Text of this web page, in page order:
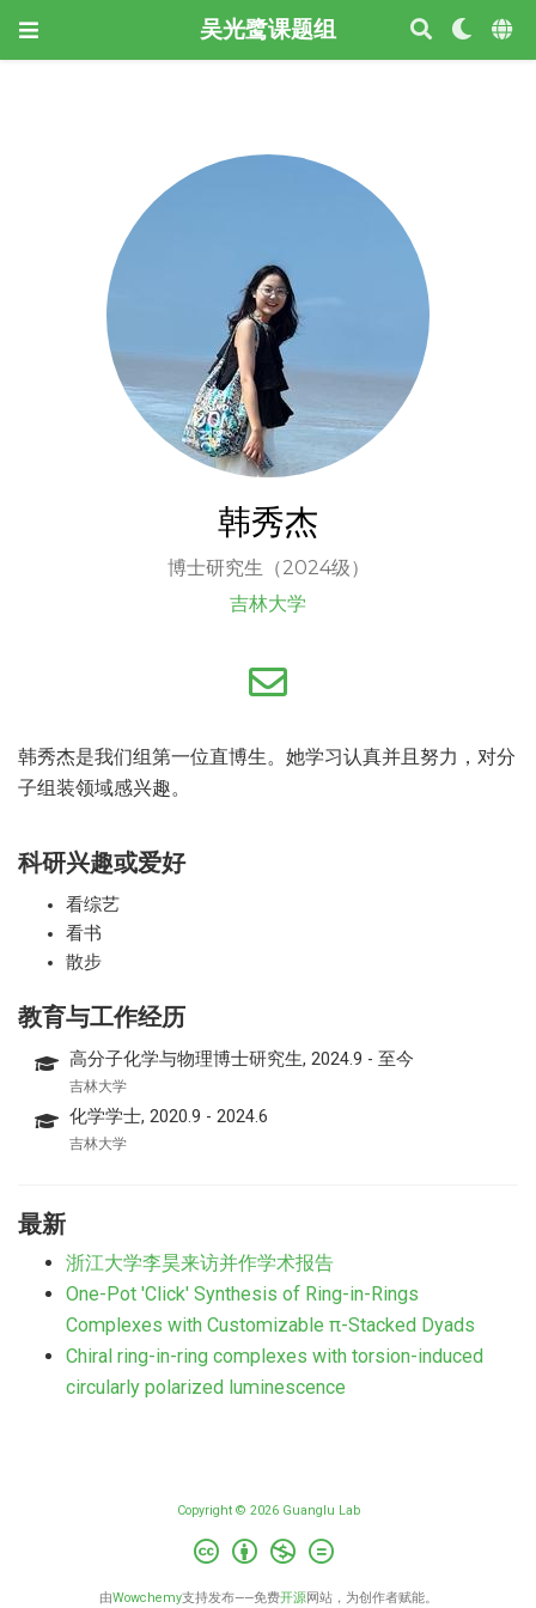
吴光鹭课题组
韩秀杰
博士研究生（2024级）
吉林大学
韩秀杰是我们组第一位直博生。她学习认真并且努力，对分
子组装领域感兴趣。
科研兴趣或爱好
看综艺
看书
散步
教育与工作经历
高分子化学与物理博士研究生, 2024.9 - 至今
吉林大学
化学学士, 2020.9 - 2024.6
吉林大学
最新
浙江大学李昊来访并作学术报告
One-Pot 'Click' Synthesis of Ring-in-Rings
Complexes with Customizable π-Stacked Dyads
Chiral ring-in-ring complexes with torsion-induced
circularly polarized luminescence
Copyright © 2026 Guanglu Lab
由Wowchemy支持发布——免费开源网站，为创作者赋能。